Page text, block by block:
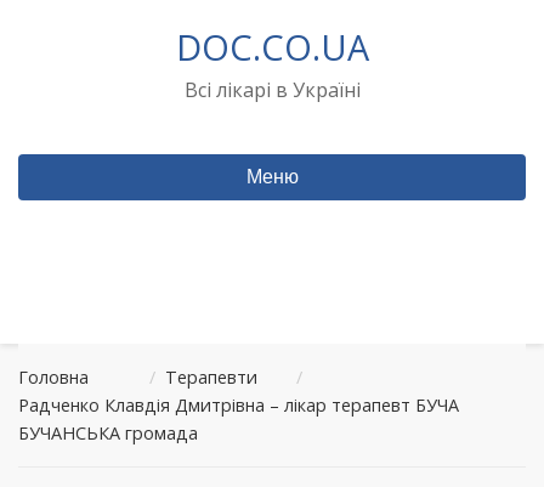
DOC.CO.UA
Всі лікарі в Україні
Меню
Головна / Терапевти
/
Радченко Клавдія Дмитрівна – лікар терапевт БУЧА
БУЧАНСЬКА громада